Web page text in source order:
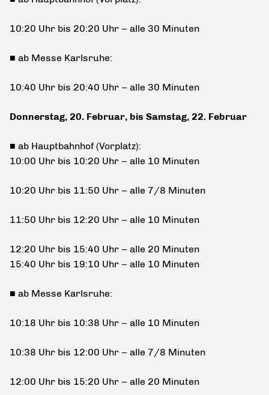
10:20 Uhr bis 20:20 Uhr – alle 30 Minuten
■ ab Messe Karlsruhe:
10:40 Uhr bis 20:40 Uhr – alle 30 Minuten
Donnerstag, 20. Februar, bis Samstag, 22. Februar
■ ab Hauptbahnhof (Vorplatz):
10:00 Uhr bis 10:20 Uhr – alle 10 Minuten
10:20 Uhr bis 11:50 Uhr – alle 7/8 Minuten
11:50 Uhr bis 12:20 Uhr – alle 10 Minuten
12:20 Uhr bis 15:40 Uhr – alle 20 Minuten
15:40 Uhr bis 19:10 Uhr – alle 10 Minuten
■ ab Messe Karlsruhe:
10:18 Uhr bis 10:38 Uhr – alle 10 Minuten
10:38 Uhr bis 12:00 Uhr – alle 7/8 Minuten
12:00 Uhr bis 15:20 Uhr – alle 20 Minuten